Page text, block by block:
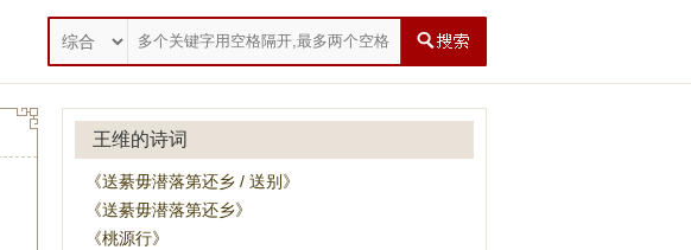
王维的诗词
《送綦毋潜落第还乡 / 送别》
《送綦毋潜落第还乡》
《桃源行》